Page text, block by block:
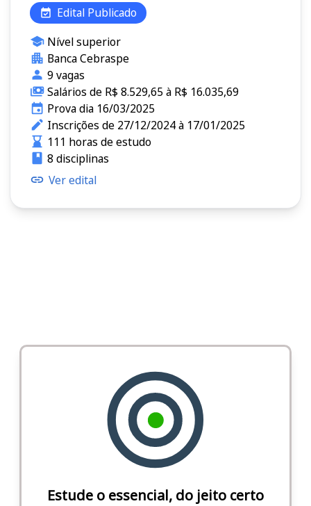
Edital Publicado
Nível superior
Banca Cebraspe
9 vagas
Salários de R$ 8.529,65 à R$ 16.035,69
Prova dia 16/03/2025
Inscrições de 27/12/2024 à 17/01/2025
111 horas de estudo
8 disciplinas
Ver edital
Estude o essencial, do jeito certo